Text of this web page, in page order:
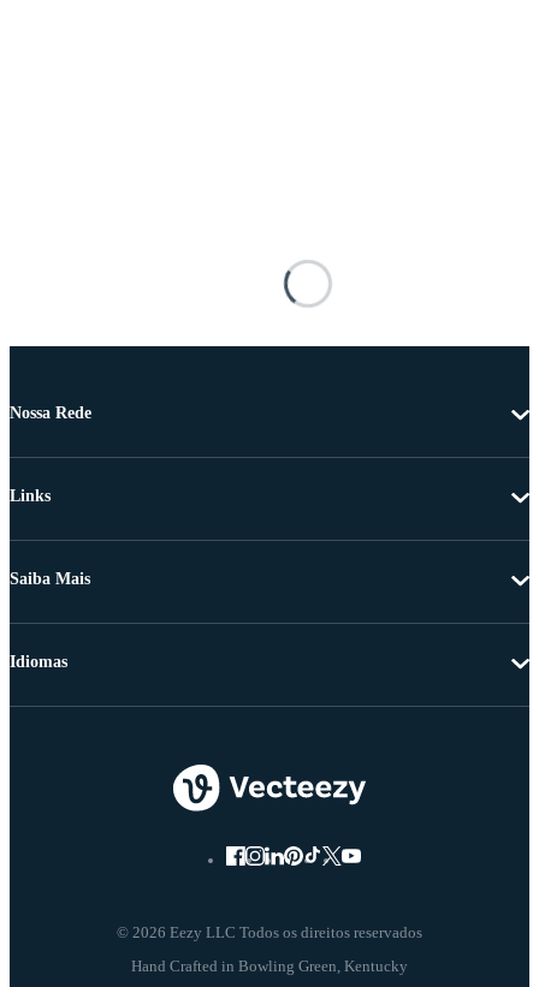
Nossa Rede
Links
Saiba Mais
© 2026 Eezy LLC Todos os direitos reservados
Idiomas